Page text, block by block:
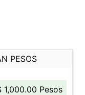
PESOS
1,000.00 Pesos